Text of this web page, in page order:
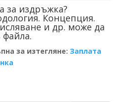
за издръжка?
Концепция.
и др. може да
за изтегляне: Заплата